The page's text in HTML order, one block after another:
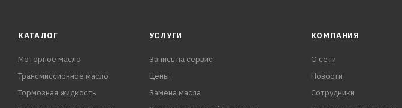
КАТАЛОГ
Моторное масло
Трансмиссионное масло
Тормозная жидкость
УСЛУГИ
Запись на сервис
Цены
Замена масла
КОМПАНИЯ
О сети
Новости
Сотрудники